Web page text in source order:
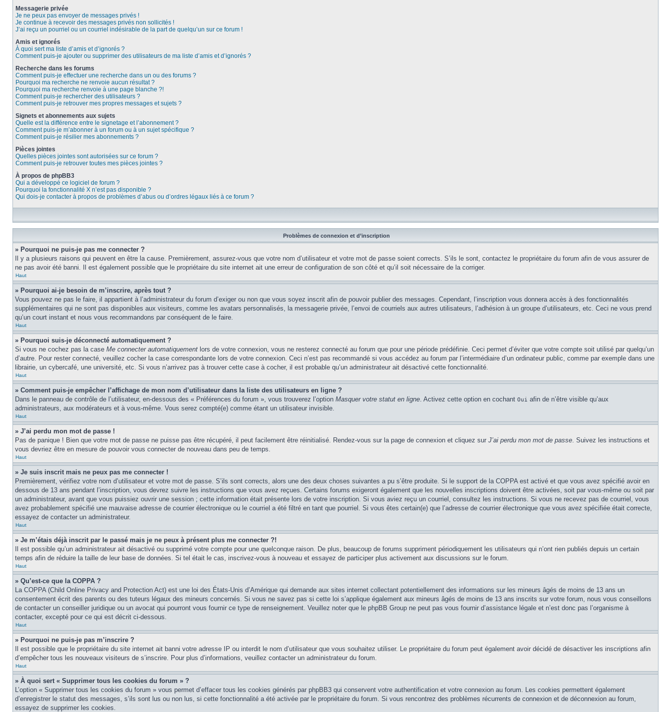
Messagerie privée
Je ne peux pas envoyer de messages privés !
Je continue à recevoir des messages privés non sollicités !
J’ai reçu un pourriel ou un courriel indésirable de la part de quelqu’un sur ce forum !
Amis et ignorés
À quoi sert ma liste d’amis et d’ignorés ?
Comment puis-je ajouter ou supprimer des utilisateurs de ma liste d’amis et d’ignorés ?
Recherche dans les forums
Comment puis-je effectuer une recherche dans un ou des forums ?
Pourquoi ma recherche ne renvoie aucun résultat ?
Pourquoi ma recherche renvoie à une page blanche ?!
Comment puis-je rechercher des utilisateurs ?
Comment puis-je retrouver mes propres messages et sujets ?
Signets et abonnements aux sujets
Quelle est la différence entre le signetage et l’abonnement ?
Comment puis-je m’abonner à un forum ou à un sujet spécifique ?
Comment puis-je résilier mes abonnements ?
Pièces jointes
Quelles pièces jointes sont autorisées sur ce forum ?
Comment puis-je retrouver toutes mes pièces jointes ?
À propos de phpBB3
Qui a développé ce logiciel de forum ?
Pourquoi la fonctionnalité X n’est pas disponible ?
Qui dois-je contacter à propos de problèmes d’abus ou d’ordres légaux liés à ce forum ?
Problèmes de connexion et d’inscription
» Pourquoi ne puis-je pas me connecter ?
Il y a plusieurs raisons qui peuvent en être la cause. Premièrement, assurez-vous que votre nom d’utilisateur et votre mot de passe soient corrects. S’ils le sont, contactez le propriétaire du forum afin de vous assurer de
ne pas avoir été banni. Il est également possible que le propriétaire du site internet ait une erreur de configuration de son côté et qu’il soit nécessaire de la corriger.
Haut
» Pourquoi ai-je besoin de m’inscrire, après tout ?
Vous pouvez ne pas le faire, il appartient à l’administrateur du forum d’exiger ou non que vous soyez inscrit afin de pouvoir publier des messages. Cependant, l’inscription vous donnera accès à des fonctionnalités
supplémentaires qui ne sont pas disponibles aux visiteurs, comme les avatars personnalisés, la messagerie privée, l’envoi de courriels aux autres utilisateurs, l’adhésion à un groupe d’utilisateurs, etc. Ceci ne vous prend
qu’un court instant et nous vous recommandons par conséquent de le faire.
Haut
» Pourquoi suis-je déconnecté automatiquement ?
Si vous ne cochez pas la case Me connecter automatiquement lors de votre connexion, vous ne resterez connecté au forum que pour une période prédéfinie. Ceci permet d’éviter que votre compte soit utilisé par quelqu’un
d’autre. Pour rester connecté, veuillez cocher la case correspondante lors de votre connexion. Ceci n’est pas recommandé si vous accédez au forum par l’intermédiaire d’un ordinateur public, comme par exemple dans une
librairie, un cybercafé, une université, etc. Si vous n’arrivez pas à trouver cette case à cocher, il est probable qu’un administrateur ait désactivé cette fonctionnalité.
Haut
» Comment puis-je empêcher l’affichage de mon nom d’utilisateur dans la liste des utilisateurs en ligne ?
Dans le panneau de contrôle de l’utilisateur, en-dessous des « Préférences du forum », vous trouverez l’option Masquer votre statut en ligne. Activez cette option en cochant Oui afin de n’être visible qu’aux
administrateurs, aux modérateurs et à vous-même. Vous serez compté(e) comme étant un utilisateur invisible.
Haut
» J’ai perdu mon mot de passe !
Pas de panique ! Bien que votre mot de passe ne puisse pas être récupéré, il peut facilement être réinitialisé. Rendez-vous sur la page de connexion et cliquez sur J’ai perdu mon mot de passe. Suivez les instructions et
vous devriez être en mesure de pouvoir vous connecter de nouveau dans peu de temps.
Haut
» Je suis inscrit mais ne peux pas me connecter !
Premièrement, vérifiez votre nom d’utilisateur et votre mot de passe. S’ils sont corrects, alors une des deux choses suivantes a pu s’être produite. Si le support de la COPPA est activé et que vous avez spécifié avoir en
dessous de 13 ans pendant l’inscription, vous devrez suivre les instructions que vous avez reçues. Certains forums exigeront également que les nouvelles inscriptions doivent être activées, soit par vous-même ou soit par
un administrateur, avant que vous puissiez ouvrir une session ; cette information était présente lors de votre inscription. Si vous aviez reçu un courriel, consultez les instructions. Si vous ne recevez pas de courriel, vous
avez probablement spécifié une mauvaise adresse de courrier électronique ou le courriel a été filtré en tant que pourriel. Si vous êtes certain(e) que l’adresse de courrier électronique que vous avez spécifiée était correcte,
essayez de contacter un administrateur.
Haut
» Je m’étais déjà inscrit par le passé mais je ne peux à présent plus me connecter ?!
Il est possible qu’un administrateur ait désactivé ou supprimé votre compte pour une quelconque raison. De plus, beaucoup de forums suppriment périodiquement les utilisateurs qui n’ont rien publiés depuis un certain
temps afin de réduire la taille de leur base de données. Si tel était le cas, inscrivez-vous à nouveau et essayez de participer plus activement aux discussions sur le forum.
Haut
» Qu’est-ce que la COPPA ?
La COPPA (Child Online Privacy and Protection Act) est une loi des États-Unis d’Amérique qui demande aux sites internet collectant potentiellement des informations sur les mineurs âgés de moins de 13 ans un
consentement écrit des parents ou des tuteurs légaux des mineurs concernés. Si vous ne savez pas si cette loi s’applique également aux mineurs âgés de moins de 13 ans inscrits sur votre forum, nous vous conseillons
de contacter un conseiller juridique ou un avocat qui pourront vous fournir ce type de renseignement. Veuillez noter que le phpBB Group ne peut pas vous fournir d’assistance légale et n’est donc pas l’organisme à
contacter, excepté pour ce qui est décrit ci-dessous.
Haut
» Pourquoi ne puis-je pas m’inscrire ?
Il est possible que le propriétaire du site internet ait banni votre adresse IP ou interdit le nom d’utilisateur que vous souhaitez utiliser. Le propriétaire du forum peut également avoir décidé de désactiver les inscriptions afin
d’empêcher tous les nouveaux visiteurs de s’inscrire. Pour plus d’informations, veuillez contacter un administrateur du forum.
Haut
» À quoi sert « Supprimer tous les cookies du forum » ?
L’option « Supprimer tous les cookies du forum » vous permet d’effacer tous les cookies générés par phpBB3 qui conservent votre authentification et votre connexion au forum. Les cookies permettent également
d’enregistrer le statut des messages, s’ils sont lus ou non lus, si cette fonctionnalité a été activée par le propriétaire du forum. Si vous rencontrez des problèmes récurrents de connexion et de déconnexion au forum,
essayez de supprimer les cookies.